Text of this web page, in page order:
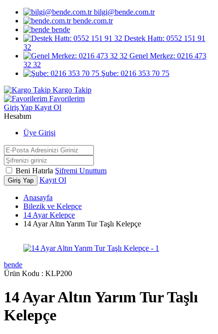
bilgi@bende.com.tr
bende.com.tr
bende
Destek Hattı: 0552 151 91
32
Genel Merkez: 0216 473
32 32
Şube: 0216 353 70 75
Kargo Takip
Favorilerim
Giriş Yap Kayıt Ol
Hesabım
Üye Girişi
Beni Hatırla Şifremi Unuttum
Giriş Yap Kayıt Ol
Anasayfa
Bilezik ve Kelepçe
14 Ayar Kelepçe
14 Ayar Altın Yarım Tur Taşlı Kelepçe
bende
Ürün Kodu : KLP200
14 Ayar Altın Yarım Tur Taşlı
Kelepçe